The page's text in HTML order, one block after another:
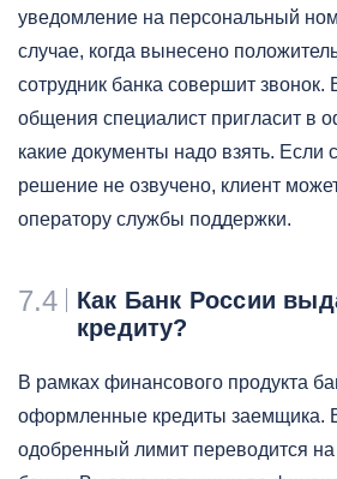
уведомление на персональный
случае, когда вынесено
сотрудник банка совершит звонок.
общения специалист пригласит в
какие документы надо взять. Если
решение не озвучено, клиент
оператору службы поддержки.
7.4
Как Банк России
кредиту?
В рамках финансового продукта
оформленные кредиты заемщика. В
одобренный лимит переводится на